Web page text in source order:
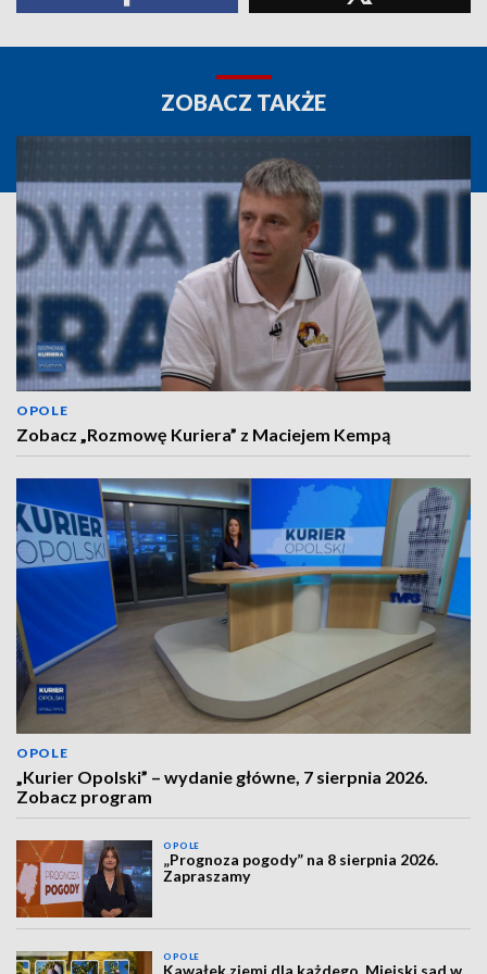
ZOBACZ TAKŻE
OPOLE
Zobacz „Rozmowę Kuriera” z Maciejem Kempą
OPOLE
„Kurier Opolski” – wydanie główne, 7 sierpnia 2026.
Zobacz program
OPOLE
„Prognoza pogody” na 8 sierpnia 2026.
Zapraszamy
OPOLE
Kawałek ziemi dla każdego. Miejski sad w